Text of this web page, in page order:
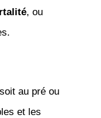
, ou
au pré ou
et les